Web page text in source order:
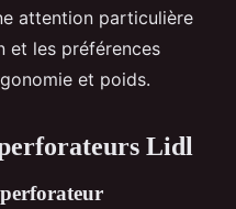
attention particulière
et les préférences
et poids.
Lidl